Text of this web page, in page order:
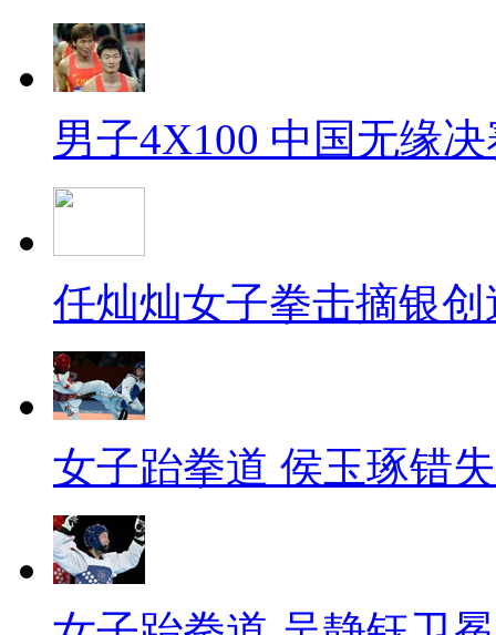
男子4X100 中国无缘
任灿灿女子拳击摘银
女子跆拳道 侯玉琢错